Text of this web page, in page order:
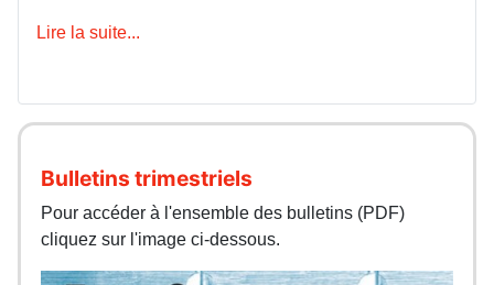
Lire la suite...
Bulletins trimestriels
Pour accéder à l'ensemble des bulletins (PDF)
cliquez sur l'image ci-dessous.